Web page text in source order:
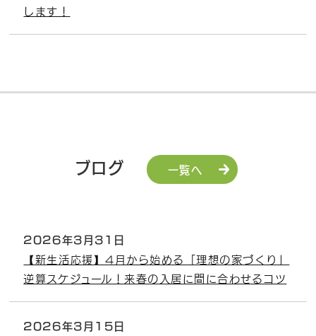
します！
ブログ 一覧へ
2026年3月31日
【新生活応援】4月から始める「理想の家づくり」
逆算スケジュール！来春の入居に間に合わせるコツ
2026年3月15日